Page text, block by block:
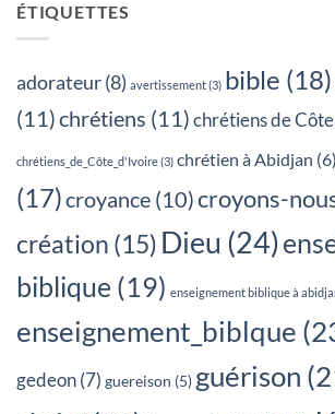
ÉTIQUETTES
adorateur(8) avertissement(3) bible (18)
(11)chrétiens (11)chrétiens de
chrétiens_de_Côte_d'Ivoire(3) chrétien à Abidjan (6)
(17)croyance (10)croyons-
création (15) Dieu (24)
biblique (19) enseignement biblique à
enseignement_biblque
gedeon(7) guereison (5) guérison